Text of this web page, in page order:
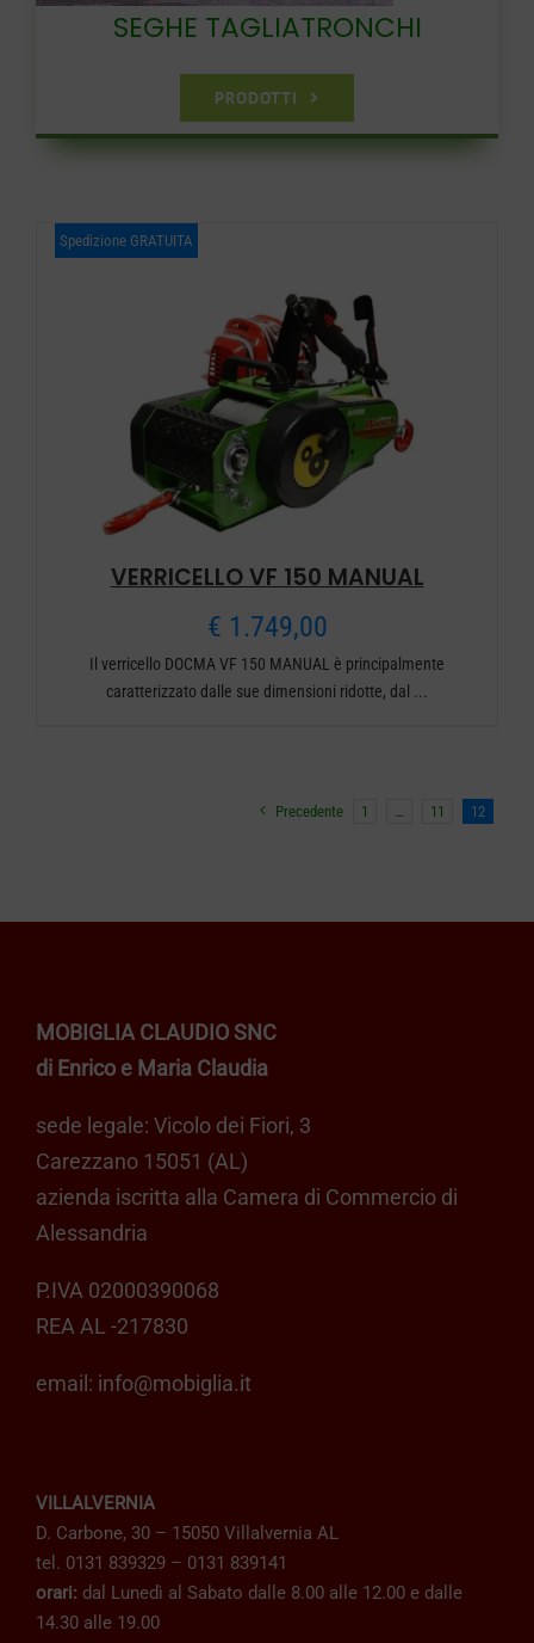
SEGHE TAGLIATRONCHI
PRODOTTI
Spedizione GRATUITA
VERRICELLO VF 150 MANUAL
€ 1.749,00
Il verricello DOCMA VF 150 MANUAL è principalmente
caratterizzato dalle sue dimensioni ridotte, dal ...
Precedente 1 11 12
MOBIGLIA CLAUDIO SNC
di Enrico e Maria Claudia
sede legale: Vicolo dei Fiori, 3
Carezzano 15051 (AL)
azienda iscritta alla Camera di Commercio di
Alessandria
P.IVA 02000390068
REA AL -217830
email: info@mobiglia.it
VILLALVERNIA
D. Carbone, 30 – 15050 Villalvernia AL
tel. 0131 839329 – 0131 839141
orari: dal Lunedì al Sabato dalle 8.00 alle 12.00 e dalle
14.30 alle 19.00